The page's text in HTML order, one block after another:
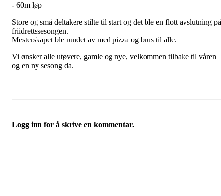
- 60m løp
Store og små deltakere stilte til start og det ble en flott avslutning på
friidrettssesongen.
Mesterskapet ble rundet av med pizza og brus til alle.
Vi ønsker alle utøvere, gamle og nye, velkommen tilbake til våren
og en ny sesong da.
Logg inn for å skrive en kommentar.